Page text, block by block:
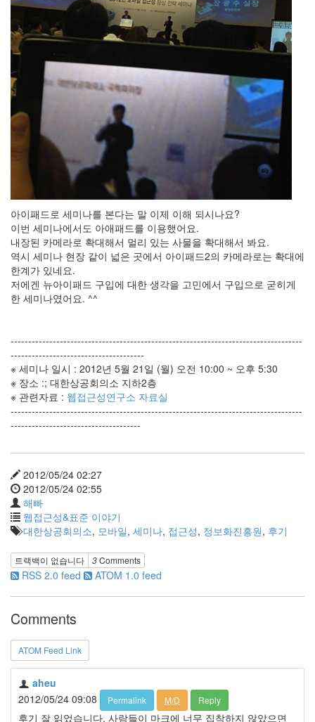
아이패드로 세미나를 본다는 말 이제 이해 되시나요?
이번 세미나에서도 아애패드를 이용했어요.
내장된 카메라로 확대해서 멀리 있는 사물을 확대해서 봐요.
역시 세미나 현장 같이 넓은 곳에서 아이패드2의 카메라로는 확대에
한계가 있네요.
저에겐 뉴아이패드 구입에 대한 생각을 고민에서 구입으로 굳히게
한 세미나였어요. ^^
-----------------------------------------------------------------------------------
--------------------------------------
※ 세미나 일시 : 2012년 5월 21일 (월) 오전 10:00 ~ 오후 5:30
※ 장소 :; 대한상공회의소 지하2층
※ 관련자료 : 웹접근성연구소 자료실
-----------------------------------------------------------------------------------
-------------------------------------
2012/05/24 02:27
2012/05/24 02:55
해빠
웹접근성&표준 이야기
대한상공회의소, 모바일, 세미나, 접근성, 정보화진흥원, 후기
트랙백이 없습니다 3Comments
RSS 2.0 feed ATOM 1.0 feed
Comments
ATOM Feed Link
aheu
2012/05/24 09:08
Permalink M/D Reply
후기 잘 읽었습니다. 사람들이 마크에 너무 집착하지 않았으면